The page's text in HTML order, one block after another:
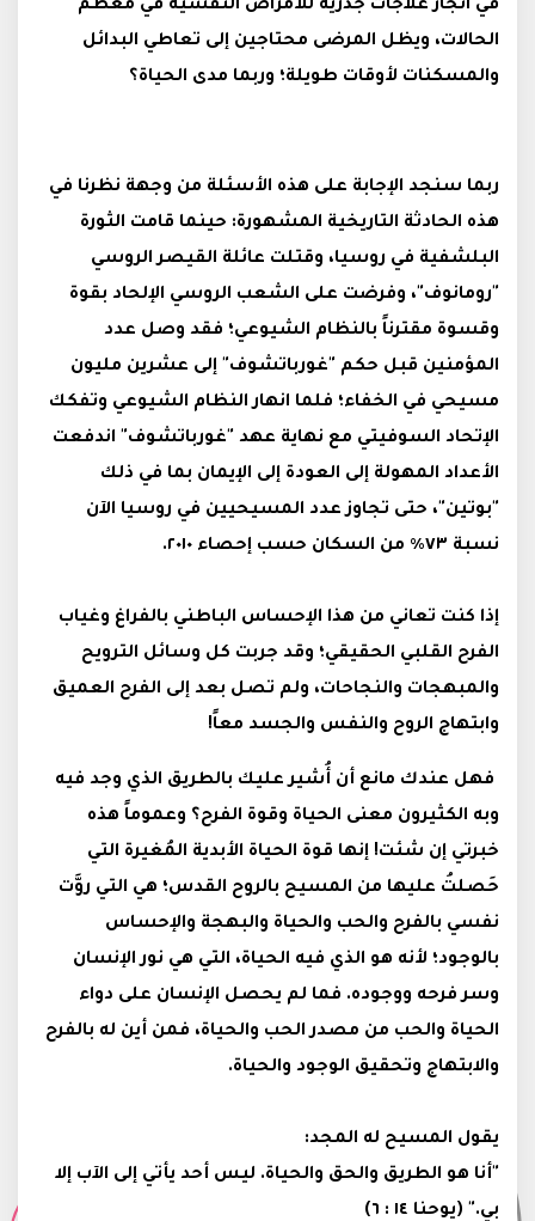
في انجاز علاجات جذرية للأمراض النفسية في معظم
الحالات، ويظل المرضى محتاجين إلى تعاطي البدائل
والمسكنات لأوقات طويلة؛ وربما مدى الحياة؟
ربما سنجد الإجابة على هذه الأسئلة من وجهة نظرنا في
هذه الحادثة التاريخية المشهورة: حينما قامت الثورة
البلشفية في روسيا، وقتلت عائلة القيصر الروسي
"رومانوف"، وفرضت على الشعب الروسي الإلحاد بقوة
وقسوة مقترناً بالنظام الشيوعي؛ فقد وصل عدد
المؤمنين قبل حكم "غورباتشوف" إلى عشرين مليون
مسيحي في الخفاء؛ فلما انهار النظام الشيوعي وتفكك
الإتحاد السوفيتي مع نهاية عهد "غورباتشوف" اندفعت
الأعداد المهولة إلى العودة إلى الإيمان بما في ذلك
"بوتين"، حتى تجاوز عدد المسيحيين في روسيا الآن
نسبة ٧٣٪ من السكان حسب إحصاء ٢٠١٠.
إذا كنت تعاني من هذا الإحساس الباطني بالفراغ وغياب
الفرح القلبي الحقيقي؛ وقد جربت كل وسائل الترويح
والمبهجات والنجاحات، ولم تصل بعد إلى الفرح العميق
وابتهاج الروح والنفس والجسد معاً!
فهل عندك مانع أن أُشير عليك بالطريق الذي وجد فيه
وبه الكثيرون معنى الحياة وقوة الفرح؟ وعموماً هذه
خبرتي إن شئت! إنها قوة الحياة الأبدية المُغيرة التي
حَصلتُ عليها من المسيح بالروح القدس؛ هي التي روَّت
نفسي بالفرح والحب والحياة والبهجة والإحساس
بالوجود؛ لأنه هو الذي فيه الحياة، التي هي نور الإنسان
وسر فرحه ووجوده. فما لم يحصل الإنسان على دواء
الحياة والحب من مصدر الحب والحياة، فمن أين له بالفرح
والابتهاج وتحقيق الوجود والحياة.
يقول المسيح له المجد:
"أنا هو الطريق والحق والحياة. ليس أحد يأتي إلى الآب إلا
بي." (يوحنا ١٤ : ٦)